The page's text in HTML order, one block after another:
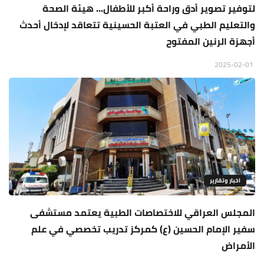
لتوفير تصوير أدق وراحة أكبر للأطفال... هيئة الصحة
والتعليم الطبي في العتبة الحسينية تتعاقد لإدخال أحدث
أجهزة الرنين المفتوح
اخبار وتقارير
المجلس العراقي للاختصاصات الطبية يعتمد مستشفى
سفير الإمام الحسين (ع) كمركز تدريب تخصصي في علم
الأمراض